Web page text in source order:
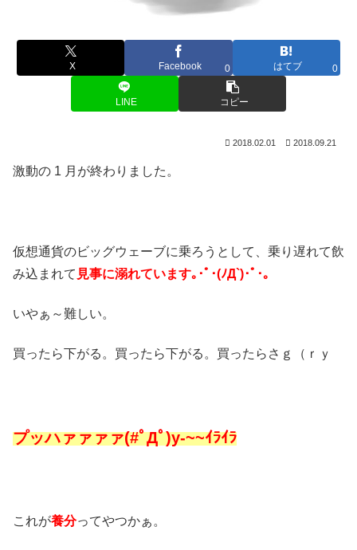
X Facebook 0 はてブ 0
LINE コピー
2018.02.01 2018.09.21
激動の 1 月が終わりました。
仮想通貨のビッグウェーブに乗ろうとして、乗り遅れて飲
み込まれて 見事に溺れています｡･ﾟ･(ﾉД`)･ﾟ･｡
いやぁ～難しい。
買ったら下がる。買ったら下がる。買ったらさｇ（ｒｙ
プッハァァァァ(#ﾟДﾟ)y-~~ｲﾗｲﾗ
これが養分ってやつかぁ。